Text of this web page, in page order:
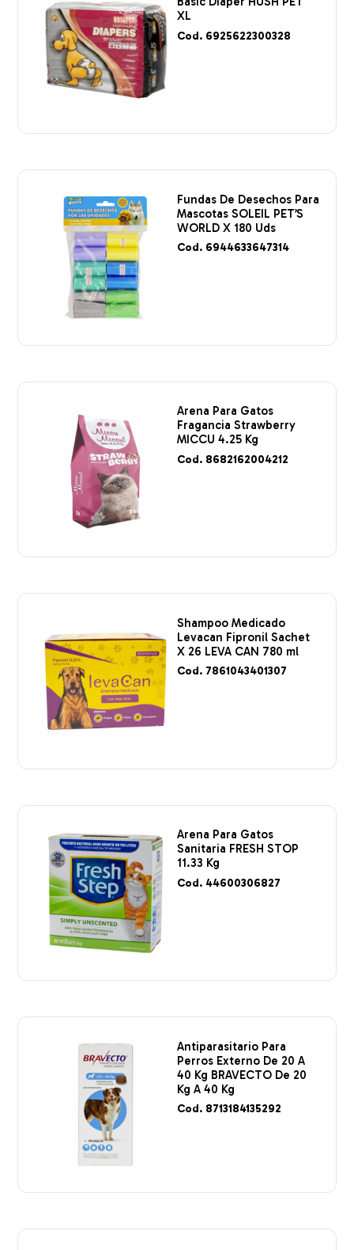
XL
Cod. 6925622300328
Fundas De Desechos Para
Mascotas SOLEIL PET’S
WORLD X 180 Uds
Cod. 6944633647314
Arena Para Gatos
Fragancia Strawberry
MICCU 4.25 Kg
Cod. 8682162004212
Shampoo Medicado
Levacan Fipronil Sachet
X 26 LEVA CAN 780 ml
Cod. 7861043401307
Arena Para Gatos
Sanitaria FRESH STOP
11.33 Kg
Cod. 44600306827
Antiparasitario Para
Perros Externo De 20 A
40 Kg BRAVECTO De 20
Kg A 40 Kg
Cod. 8713184135292